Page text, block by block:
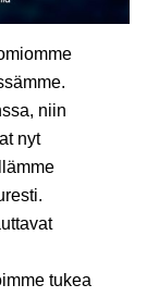
niin
nyt
tukea